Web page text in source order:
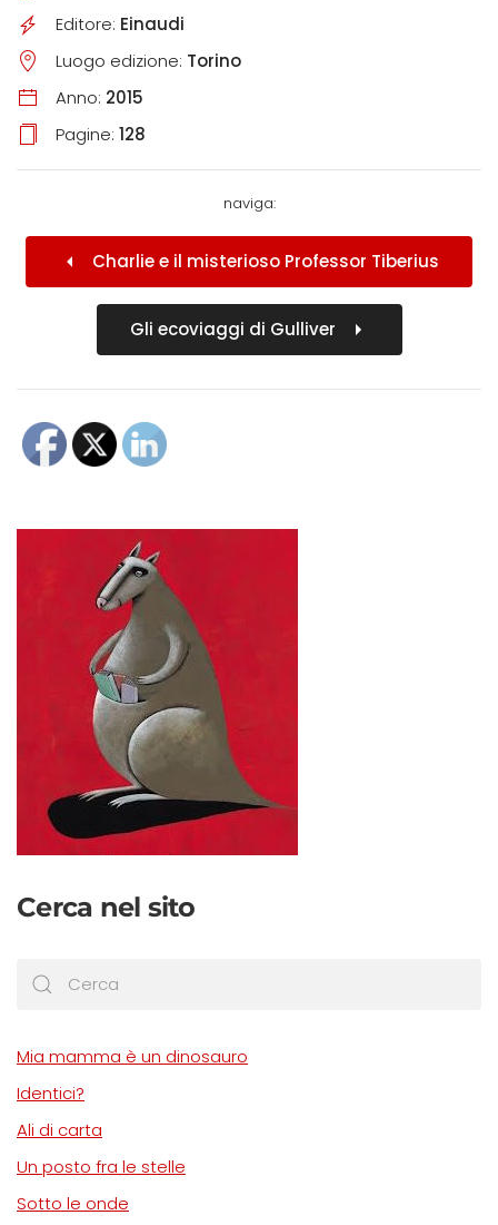
Editore: Einaudi
Luogo edizione: Torino
Anno: 2015
Pagine: 128
naviga:
Charlie e il misterioso Professor Tiberius
Gli ecoviaggi di Gulliver
Cerca nel sito
Mia mamma è un dinosauro
Identici?
Ali di carta
Un posto fra le stelle
Sotto le onde